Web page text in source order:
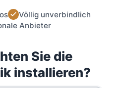
Völlig unverbindlich
Anbieter
Sie die
installieren?